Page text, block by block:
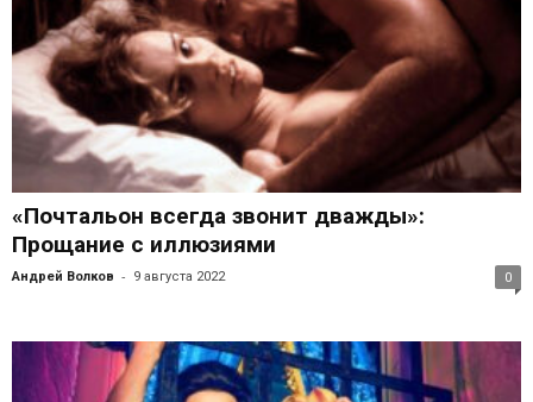
«Почтальон всегда звонит дважды»:
Прощание с иллюзиями
Андрей Волков - 9 августа 2022 0